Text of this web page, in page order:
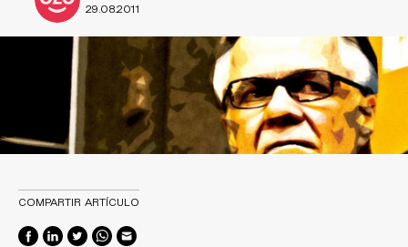
29.08.2011
COMPARTIR ARTÍCULO